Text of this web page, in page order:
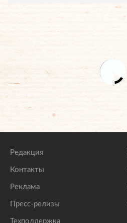
Редакция
Контакты
Реклама
Пресс-релизы
Техподдержка